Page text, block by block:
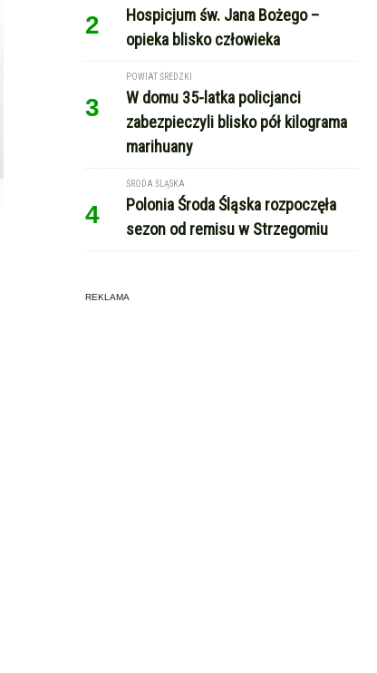
2
Hospicjum św. Jana Bożego –
opieka blisko człowieka
3
POWIAT ŚREDZKI
W domu 35-latka policjanci
zabezpieczyli blisko pół kilograma
marihuany
4
ŚRODA ŚLĄSKA
Polonia Środa Śląska rozpoczęła
sezon od remisu w Strzegomiu
REKLAMA